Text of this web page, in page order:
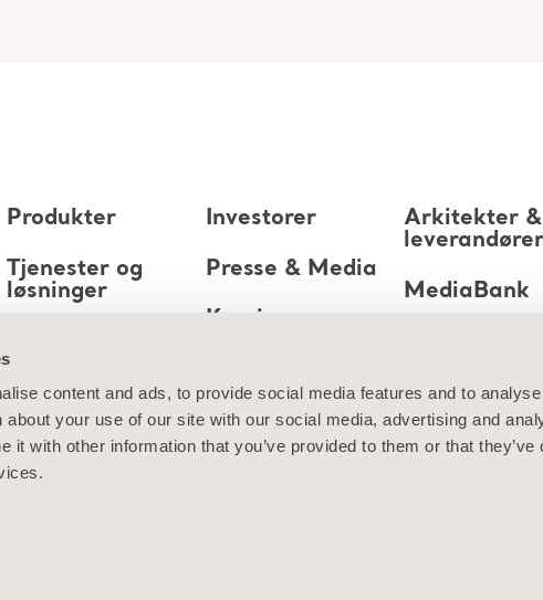
content and ads, to provide social media features and to
about your use of our site with our social media, advertising and
it with other information that you’ve provided to them or that they’ve
Produkter
Tjenester og
løsninger
Om oss
Kontakt oss
Investorer
Presse & Media
Karriere
Arkitekter &
leverandører
MediaBank
om informasjonskapsler